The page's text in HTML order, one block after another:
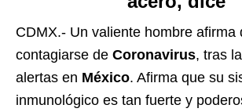
CDMX.- Un valiente hombre afirma
contagiarse de Coronavirus, tras
alertas en México. Afirma que su
inmunológico es tan fuerte y